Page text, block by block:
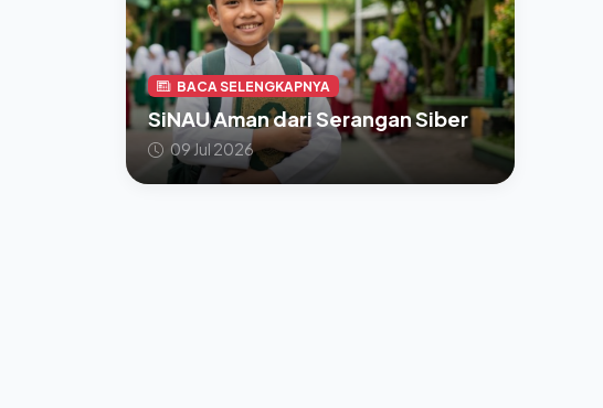
BACA SELENGKAPNYA
SiNAU Aman dari Serangan Siber
09 Jul 2026